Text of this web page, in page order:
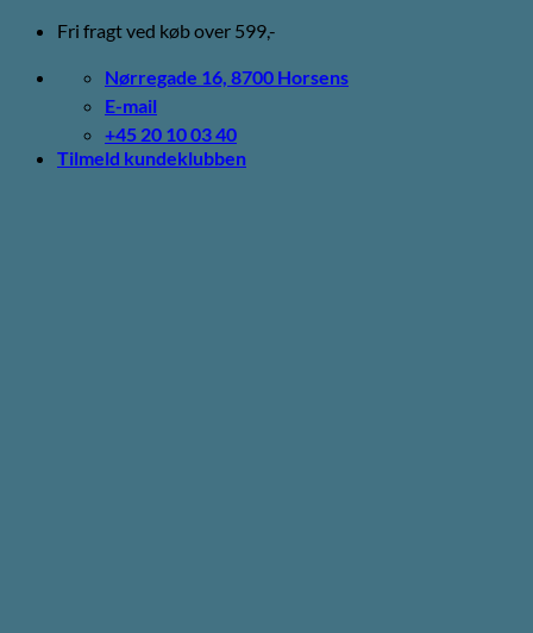
Fortsæt
indhold
Fri fragt ved køb over 599,-
Nørregade 16, 8700 Horsens
E-mail
+45 20 10 03 40
Tilmeld kundeklubben